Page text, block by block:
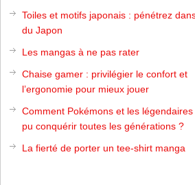
Toiles et motifs japonais : pénétrez
du Japon
Les mangas à ne pas rater
Chaise gamer : privilégier le confort et
l’ergonomie pour mieux jouer
Comment Pokémons et les
pu conquérir toutes les générations ?
La fierté de porter un tee-shirt manga